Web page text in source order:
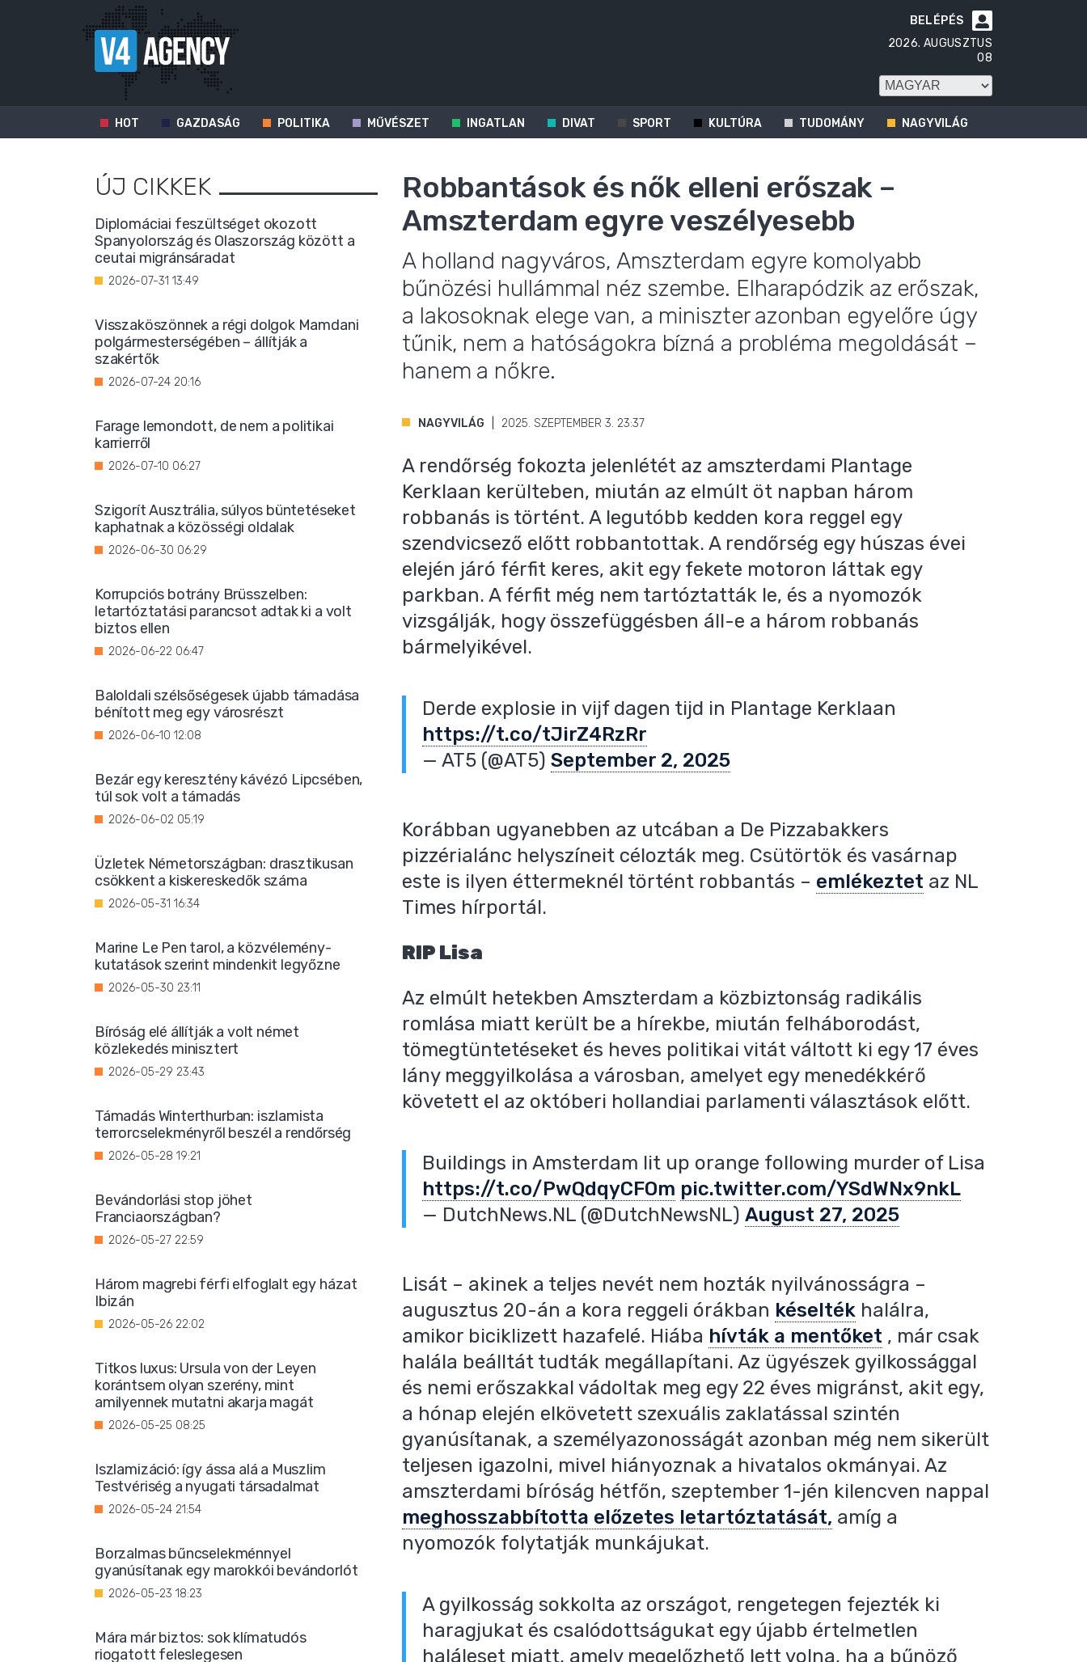

BELÉPÉS
2026. AUGUSZTUS
08
HOT GAZDASÁG POLITIKA MŰVÉSZET INGATLAN DIVAT SPORT KULTÚRA TUDOMÁNY NAGYVILÁG
Robbantások és nők elleni erőszak –
Amszterdam egyre veszélyesebb
A holland nagyváros, Amszterdam egyre komolyabb
bűnözési hullámmal néz szembe. Elharapódzik az erőszak,
a lakosoknak elege van, a miniszter azonban egyelőre úgy
tűnik, nem a hatóságokra bízná a probléma megoldását –
hanem a nőkre.
NAGYVILÁG 2025. SZEPTEMBER 3. 23:37
A rendőrség fokozta jelenlétét az amszterdami Plantage
Kerklaan kerülteben, miután az elmúlt öt napban három
robbanás is történt. A legutóbb kedden kora reggel egy
szendvicsező előtt robbantottak. A rendőrség egy húszas évei
elején járó férfit keres, akit egy fekete motoron láttak egy
parkban. A férfit még nem tartóztatták le, és a nyomozók
vizsgálják, hogy összefüggésben áll-e a három robbanás
bármelyikével.
Derde explosie in vijf dagen tijd in Plantage Kerklaan
https://t.co/tJirZ4RzRr
— AT5 (@AT5)September 2, 2025
Korábban ugyanebben az utcában a De Pizzabakkers
pizzérialánc helyszíneit célozták meg. Csütörtök és vasárnap
este is ilyen éttermeknél történt robbantás – emlékeztet az NL
Times hírportál.
RIP Lisa
Az elmúlt hetekben Amszterdam a közbiztonság radikális
romlása miatt került be a hírekbe, miután felháborodást,
tömegtüntetéseket és heves politikai vitát váltott ki egy 17 éves
lány meggyilkolása a városban, amelyet egy menedékkérő
követett el az októberi hollandiai parlamenti választások előtt.
Buildings in Amsterdam lit up orange following murder of Lisa
https://t.co/PwQdqyCFOm pic.twitter.com/YSdWNx9nkL
— DutchNews.NL (@DutchNewsNL)August 27, 2025
Lisát – akinek a teljes nevét nem hozták nyilvánosságra –
augusztus 20-án a kora reggeli órákban késelték halálra,
amikor biciklizett hazafelé. Hiába hívták a mentőket , már csak
halála beálltát tudták megállapítani. Az ügyészek gyilkossággal
és nemi erőszakkal vádoltak meg egy 22 éves migránst, akit egy,
a hónap elején elkövetett szexuális zaklatással szintén
gyanúsítanak, a személyazonosságát azonban még nem sikerült
teljesen igazolni, mivel hiányoznak a hivatalos okmányai. Az
amszterdami bíróság hétfőn, szeptember 1-jén kilencven nappal
meghosszabbította előzetes letartóztatását, amíg a
nyomozók folytatják munkájukat.
A gyilkosság sokkolta az országot, rengetegen fejezték ki
haragjukat és csalódottságukat egy újabb értelmetlen
haláleset miatt, amely megelőzhető lett volna, ha a bűnöző
ÚJ CIKKEK
Diplomáciai feszültséget okozott
Spanyolország és Olaszország között a
ceutai migránsáradat
2026-07-31 13:49
Visszaköszönnek a régi dolgok Mamdani
polgármesterségében – állítják a
szakértők
2026-07-24 20:16
Farage lemondott, de nem a politikai
karrierről
2026-07-10 06:27
Szigorít Ausztrália, súlyos büntetéseket
kaphatnak a közösségi oldalak
2026-06-30 06:29
Korrupciós botrány Brüsszelben:
letartóztatási parancsot adtak ki a volt
biztos ellen
2026-06-22 06:47
Baloldali szélsőségesek újabb támadása
bénított meg egy városrészt
2026-06-10 12:08
Bezár egy keresztény kávézó Lipcsében,
túl sok volt a támadás
2026-06-02 05:19
Üzletek Németországban: drasztikusan
csökkent a kiskereskedők száma
2026-05-31 16:34
Marine Le Pen tarol, a közvélemény-
kutatások szerint mindenkit legyőzne
2026-05-30 23:11
Bíróság elé állítják a volt német
közlekedés minisztert
2026-05-29 23:43
Támadás Winterthurban: iszlamista
terrorcselekményről beszél a rendőrség
2026-05-28 19:21
Bevándorlási stop jöhet
Franciaországban?
2026-05-27 22:59
Három magrebi férfi elfoglalt egy házat
Ibizán
2026-05-26 22:02
Titkos luxus: Ursula von der Leyen
korántsem olyan szerény, mint
amilyennek mutatni akarja magát
2026-05-25 08:25
Iszlamizáció: így ássa alá a Muszlim
Testvériség a nyugati társadalmat
2026-05-24 21:54
Borzalmas bűncselekménnyel
gyanúsítanak egy marokkói bevándorlót
2026-05-23 18:23
Mára már biztos: sok klímatudós
riogatott feleslegesen